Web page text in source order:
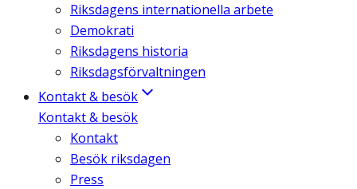
Riksdagens internationella arbete
Demokrati
Riksdagens historia
Riksdagsförvaltningen
Kontakt & besök
Kontakt & besök
Kontakt
Besök riksdagen
Press